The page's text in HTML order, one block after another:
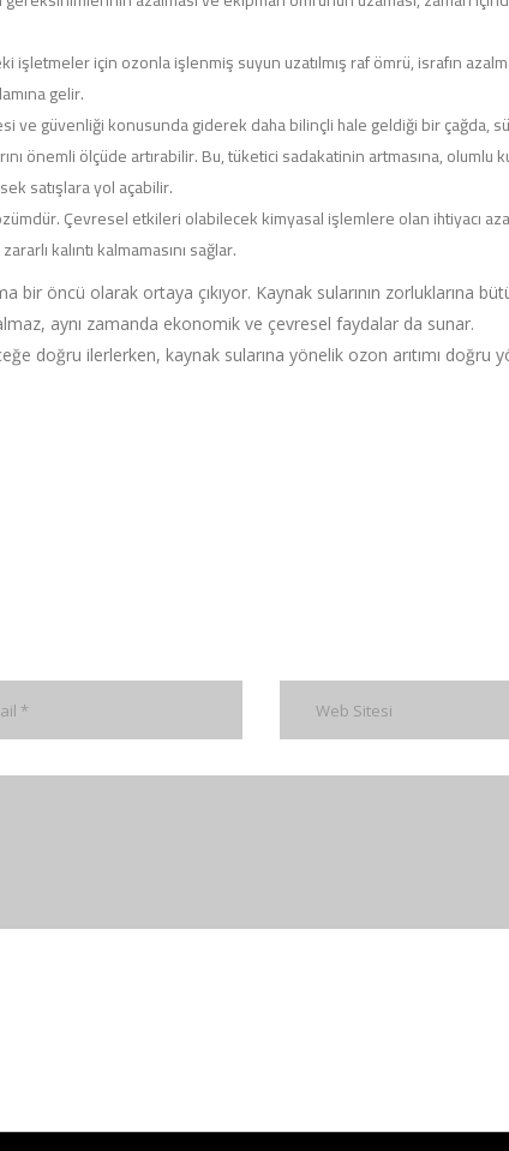
için ozonla işlenmiş suyun uzatılmış raf ömrü, israfın
gelir.
ve güvenliği konusunda giderek daha bilinçli hale geldiği bir çağda,
önemli ölçüde artırabilir. Bu, tüketici sadakatinin artmasına, olumlu
satışlara yol açabilir.
Çevresel etkileri olabilecek kimyasal işlemlere olan ihtiyacı
kalıntı kalmamasını sağlar.
bir öncü olarak ortaya çıkıyor. Kaynak sularının zorluklarına
aynı zamanda ekonomik ve çevresel faydalar da sunar.
doğru ilerlerken, kaynak sularına yönelik ozon arıtımı doğru